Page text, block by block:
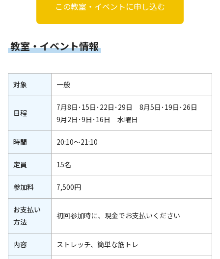
この教室・イベントに申し込む
教室・イベント情報
対象 一般
日程
7月8日･15日･22日･29日 8月5日･19日･26日
9月2日･9日･16日 水曜日
時間 20:10～21:10
定員 15名
参加料 7,500円
お支払い
方法
初回参加時に、現金でお支払いください
内容 ストレッチ、簡単な筋トレ